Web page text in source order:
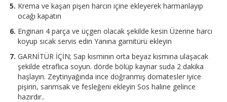
Krema ve kaşarı pişen harcın içine ekleyerek harmanlayıp
ocağı kapatın
Enginarı 4 parça ve üçgen olacak şekilde kesin Üzerine harcı
koyup sıcak servis edin Yanına garnitürü ekleyin
GARNİTÜR İÇİN; Sap kısmının orta beyaz kısmına ulaşacak
şekilde etraflıca soyun. dörde bölüp kaynar suda 2 dakika
haşlayın. Zeytinyağında ince doğranmış domatesler iyice
pişirin, sarımsak ve fesleğeni ekleyin Sos haline gelince
hazırdır..